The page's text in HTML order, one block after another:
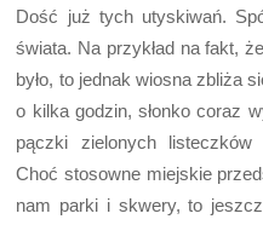
Dość już tych utyskiwań.
świata. Na przykład na fakt,
było, to jednak wiosna zbliża
o kilka godzin, słonko coraz
pączki zielonych
Choć stosowne miejskie
nam parki i skwery, to